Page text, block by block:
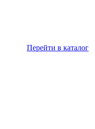
Перейти в каталог